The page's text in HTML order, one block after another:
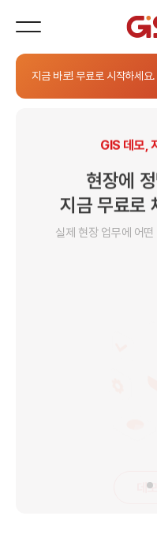
070-8866-8090
개
지금 바로! 무료로 시작하세요.
GIS 데모,
현장에
지금 무료로
실제 현장 업무에 어떤